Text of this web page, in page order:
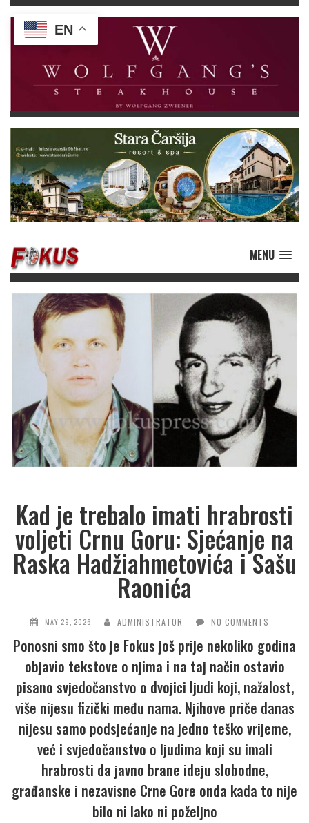
MENU
Kad je trebalo imati hrabrosti
voljeti Crnu Goru: Sjećanje na
Raska Hadžiahmetovića i Sašu
Raonića
MAY 29, 2026 ADMINISTRATOR NO COMMENTS
Ponosni smo što je Fokus još prije nekoliko godina
objavio tekstove o njima i na taj način ostavio
pisano svjedočanstvo o dvojici ljudi koji, nažalost,
više nijesu fizički među nama. Njihove priče danas
nijesu samo podsjećanje na jedno teško vrijeme,
već i svjedočanstvo o ljudima koji su imali
hrabrosti da javno brane ideju slobodne,
građanske i nezavisne Crne Gore onda kada to nije
bilo ni lako ni poželjno
EN